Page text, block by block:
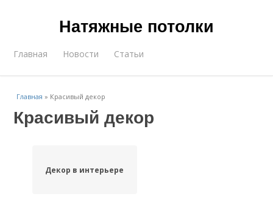
Натяжные потолки
Главная Новости Статьи
Главная » Красивый декор
Красивый декор
Декор в интерьере